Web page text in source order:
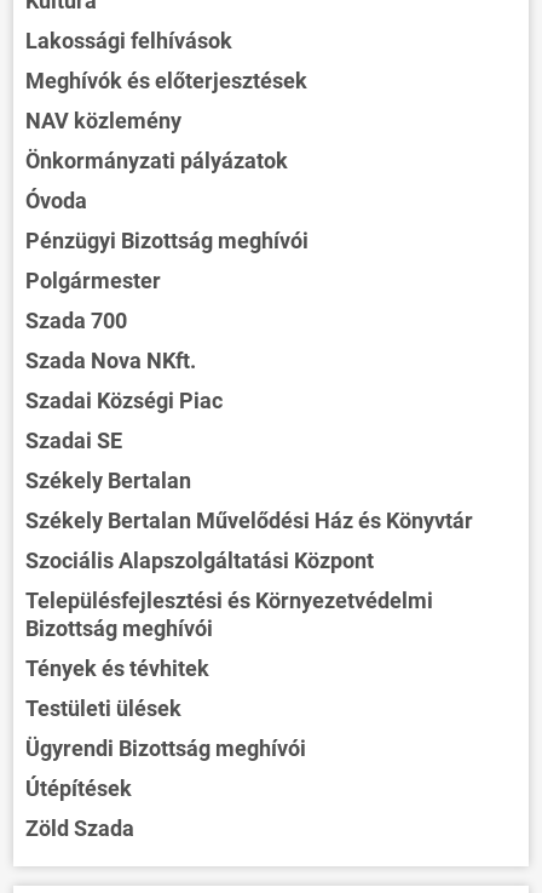
Lakossági felhívások
Meghívók és előterjesztések
NAV közlemény
Önkormányzati pályázatok
Óvoda
Pénzügyi Bizottság meghívói
Polgármester
Szada 700
Szada Nova NKft.
Szadai Községi Piac
Szadai SE
Székely Bertalan
Székely Bertalan Művelődési Ház és Könyvtár
Szociális Alapszolgáltatási Központ
Településfejlesztési és Környezetvédelmi
Bizottság meghívói
Tények és tévhitek
Testületi ülések
Ügyrendi Bizottság meghívói
Útépítések
Zöld Szada